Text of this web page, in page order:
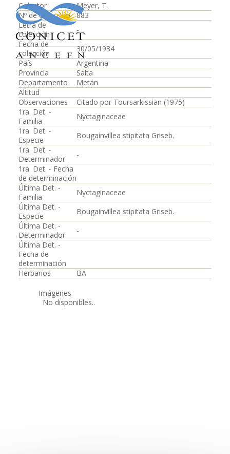
Colector
Meyer, T.
Nº de colección
883
Letra de
colección
-
Fecha de
colección
30/05/1934
País
Argentina
Provincia
Salta
Departamento
Metán
Altitud
Observaciones
Citado por Toursarkissian (1975)
1ra. Det. -
Familia
Nyctaginaceae
1ra. Det. -
Especie
Bougainvillea stipitata Griseb.
1ra. Det. -
Determinador
-
1ra. Det. - Fecha
de determinación
Última Det. -
Familia
Nyctaginaceae
Última Det. -
Especie
Bougainvillea stipitata Griseb.
Última Det. -
Determinador
-
Última Det. -
Fecha de
determinación
Herbarios
BA
Imágenes
No disponibles..